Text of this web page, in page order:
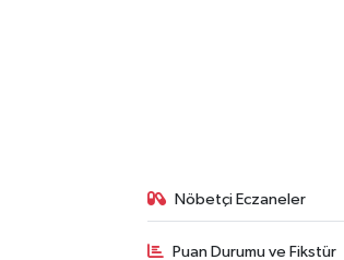
Nöbetçi Eczaneler
Puan Durumu ve Fikstür